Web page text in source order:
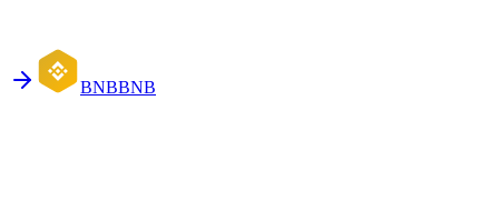
BNBBNB